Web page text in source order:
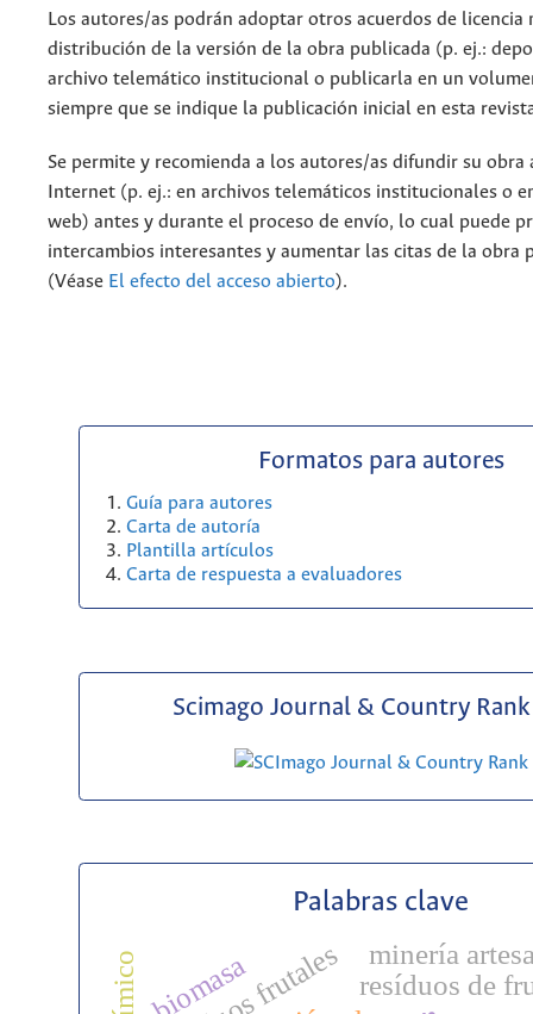
Los autores/as podrán adoptar otros acuerdos de licencia
distribución de la versión de la obra publicada (p. ej.:
archivo telemático institucional o publicarla en un
siempre que se indique la publicación inicial en esta
Se permite y recomienda a los autores/as difundir su obra
Internet (p. ej.: en archivos telemáticos institucionales o
web) antes y durante el proceso de envío, lo cual puede
intercambios interesantes y aumentar las citas de la obra
(Véase El efecto del acceso abierto).
Formatos para autores
Guía para autores
Carta de autoría
Plantilla artículos
Carta de respuesta a evaluadores
Scimago Journal & Country Rank
Palabras clave
resíduos de
biomasa minería